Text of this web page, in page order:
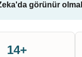
görünür
14+